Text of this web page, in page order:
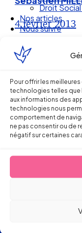
Pour offrir les
technologies telles
aux informations des
technologies nous
comportement de
ne pas consentir ou de
négatif sur certaines
Droit Social
Nos articles
Nous suivre
4 février 2013